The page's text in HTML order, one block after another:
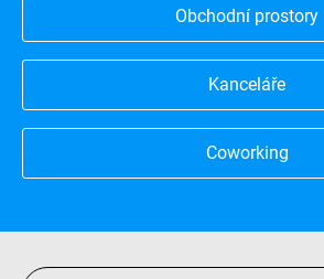
Obchodní prostory
Kanceláře
Coworking